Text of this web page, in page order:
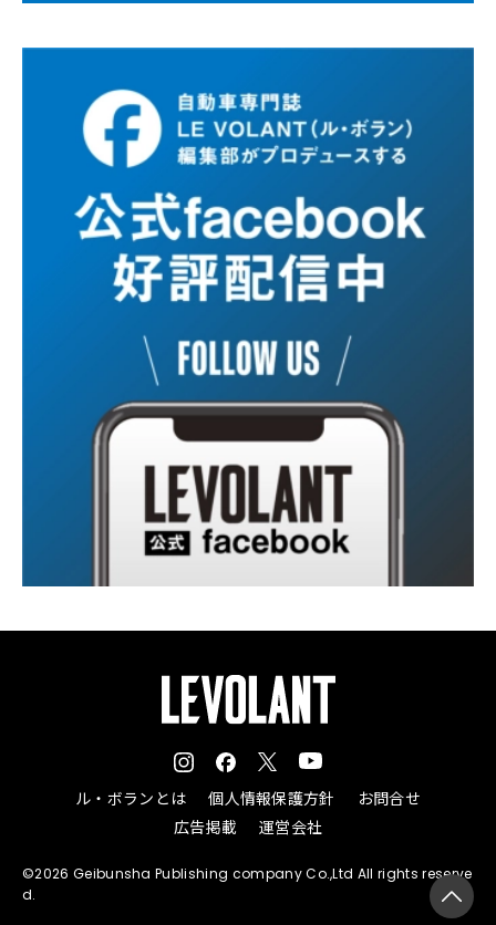
ル・ボランとは 個人情報保護方針
お問合せ
広告掲載
運営会社
©2026 Geibunsha Publishing company Co.,Ltd All rights reserve
d.